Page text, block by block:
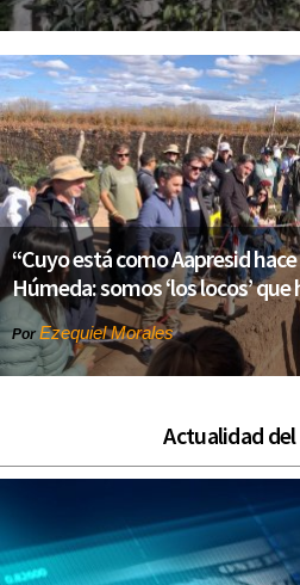
“Cuyo está como Aapresid
Húmeda: somos ‘los locos’
PorEzequiel Morales
Actualidad